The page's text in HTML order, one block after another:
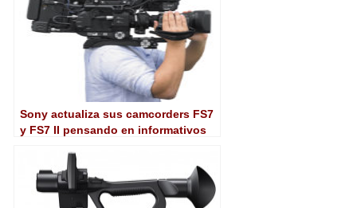
Sony actualiza sus camcorders FS7
y FS7 II pensando en informativos